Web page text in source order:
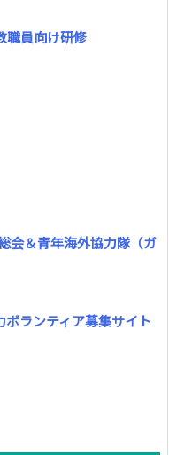
職員向け研修
会＆青年海外協力隊（ガ
ボランティア募集サイト